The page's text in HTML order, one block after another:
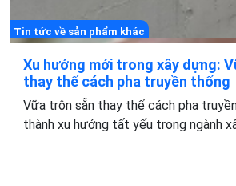
Tin tức về sản phẩm khác
Xu hướng mới trong xây dựng:
thay thế cách pha truyền thống
Vữa trộn sẵn thay thế cách pha
thành xu hướng tất yếu trong ngành